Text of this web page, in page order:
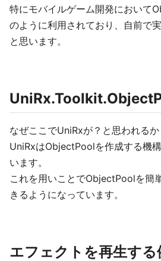
特にモバイルゲーム開発において
のように利用されており、自前で
と思います。
なぜここでUniRxが？と思われる
UniRxはObjectPoolを作成する機
います。
これを用いことでObjectPoolを簡
きるようになっています。
エフェクトを再生する